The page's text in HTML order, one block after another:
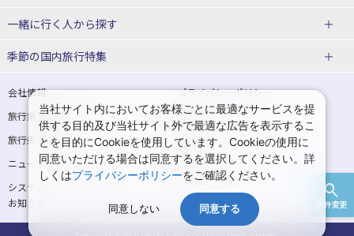
条件変更
山形県
関東
埼玉県 千葉県
茨城県 栃木県
北陸
宮城県ホテル・旅館
山形県ホテル・旅館
東京都ホテル・旅館 神奈川県ホテル・旅館
埼玉県ホテル・旅館 千葉県ホテル・旅館
茨城県ホテル・旅館 栃木県ホテル・旅館
群馬県ホテル・旅館
十勝川温泉(北海道)
洞爺湖温泉(北海道)
層雲峡温泉(北海道)
東北
花巻温泉(岩手) 蔵王温泉(山形)
かみのやま温泉(山形) 鳴子温泉(宮城)
秋保温泉(宮城) 飯坂温泉(福島)
北海道旅行・ツアー
東北
青森旅行・ツアー 岩手旅行・ツアー
宮城旅行・ツアー 秋田旅行・ツアー
山形旅行・ツアー 福島旅行・ツアー
東京旅行・ツアー 神奈川旅行・ツアー
東京ディズニーリゾート®への旅
ユニバーサル・スタジオ・ジャパ
一緒に行く人から探す
一人旅 国内版
カップル・夫婦旅行 国内版 女子旅 国内版
卒業旅行・学生旅行 国内版
季節の国内旅行特集
桜・お花見特集
ゴールデンウィーク（GW）の国内
旅行
夏休み・お盆の国内旅行 7月の国内旅行
8月の国内旅行 9月の国内旅行
10月の国内旅行 11月の国内旅行
紅葉旅行
会社情報
プライバシーポリシー
旅行業登録票・約款
規約集
旅行条件書
商標について
ニュースリリース
採用情報
システムメンテナンスの
お知らせ
当社サイト内においてお客様ごとに最適なサービスを提
供する目的及び当社サイト外で最適な広告を表示するこ
とを目的にCookieを使用しています。Cookieの使用に
同意いただける場合は同意するを選択してください。詳
しくはプライバシーポリシーをご確認ください。
同意しない 同意する